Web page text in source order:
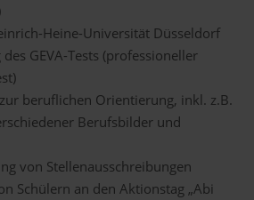
Heine-Universität Düsseldorf
GEVA-Tests (professioneller
beruflichen Orientierung, inkl. z.B.
Berufsbilder und
von Stellenausschreibungen
Schülern an den Aktionstag „Abi